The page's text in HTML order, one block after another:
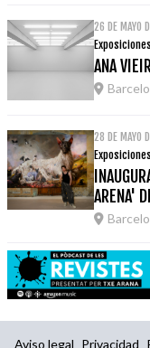
26 DE MAYO
Exposiciones
ANA
28 DE MAYO
Exposiciones
ARENA'
Aviso legal Privacidad